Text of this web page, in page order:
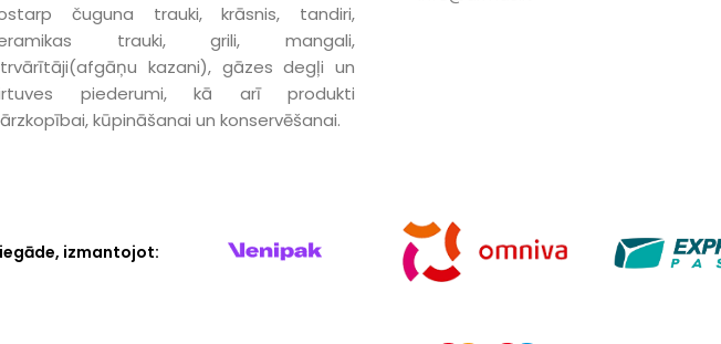
čuguna trauki, krāsnis, tandiri,
trauki, grili, mangali,
kazani), gāzes degļi un
piederumi, kā arī produkti
kūpināšanai un konservēšanai.
izmantojot: